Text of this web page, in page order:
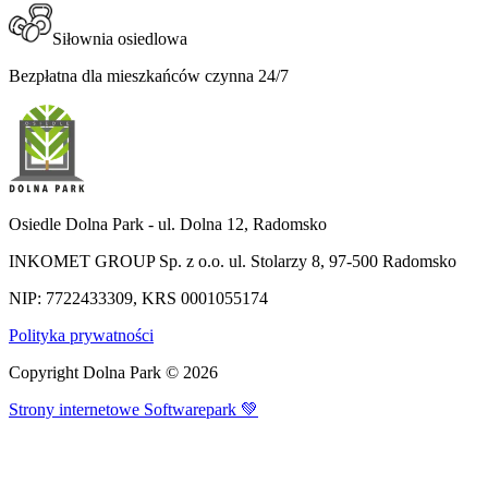
Siłownia osiedlowa​​​​‌ ‍ ​‍​‍‌‍ ‌ ​‍‌‍‍‌‌‍‌ ‌‍‍‌‌‍ ‍​‍​‍​ ‍‍​‍​‍‌ ​ ‌‍​‌‌‍ ‍‌‍‍‌‌ ‌​‌ ‍‌​‍ ‍‌‍‍‌‌‍ ​‍​‍​‍ ​​‍​‍‌‍‍​‌ ​‍‌‍‌‌‌‍‌‍​‍​‍​ ‍‍​‍​‍​‍ ‌ ​ ‌ ‌​‌ ‌‌‌‍‌​‌‍‍‌‌‍ ​‍ ‌‍‍‌‌‍ ‍‌ ‌​‌‍‌‌‌‍ ‍‌ ‌​​‍ ‌‍‌‌‌‍‌​‌‍‍‌‌ ‌​​‍ ‌‍ ‌‌‍ ‌‍‌​‌‍‌‌​ ‌‌ ​​‌ ​‍‌‍‌‌‌ ​ ‌‍‌‌‌‍ ‍‌ ‌​‌‍​‌‌ ‌​‌‍‍‌‌‍ ‌‍ ‍​ ‍ ‌‍‍‌‌‍‌​​ ‌​ ‌‍​ ​​‌‍​‍‌‍​‍​ ‍​‌‍‌‍‌‍‌‌‌‍‌‍​‍ ‌​ ‌ ‌‍​ ​ ​‍‌‍‌‍​‍ ‌​ ‌​‌‍​ ​ ‌​​ ​‍​‍ ‌‌‍​‌‌‍​ ‌‍​ ​ ‌ ​‍ ‌‌‍‌‍​ ‌‌​ ‌‌​ ‌‍​ ​​​ ‍​​ ‍​‌‍​‍​ ​‌​ ‌​‌‍‌‍​ ‌ ​ ‍ ‌ ‌​‌ ‍‌‌ ​​‌‍‌‌​ ‌‌‍‌‌‌ ​‌‌ ‌‌‌‍‍‌‌ ​​‌‍ ‌‌‍‌‌‌‍ ‍‌ ‌​‌​‍‌‌ ‌​‌‍‌‌‌‍ ‌​ ‍ ‌ ​​‌‍​‌‌ ‌​‌‍‍​​ ‌‌‍ ‍‌‍​‌‌‍ ‌‌‍‌‌​ ‌‍​‍‌‍​‌‌ ​ ‌‍‌‌‌‌‌‌‌ ​‍‌‍ ​​ ‌​‍‌‌​ ​‍‌​‌‍‌ ​ ‌ ‌​‌ ‌‌‌‍‌​‌‍‍‌‌‍ ​‍‌‍‌‍‍‌‌‍‌​​ ‌​ ‌‍​ ​​‌‍​‍‌‍​‍​ ‍​‌‍‌‍‌‍‌‌‌‍‌‍​‍ ‌​ ‌ ‌‍​ ​ ​‍‌‍‌‍​‍ ‌​ ‌​‌‍​ ​ ‌​​ ​‍​‍ ‌‌‍​‌‌‍​ ‌‍​ ​ ‌ ​‍ ‌‌‍‌‍​ ‌‌​ ‌‌​ ‌‍​ ​​​ ‍​​ ‍​‌‍​‍​ ​‌​ ‌​‌‍‌‍​ ‌ ​‍‌‍‌ ‌​‌ ‍‌‌ ​​‌‍‌‌​ ‌‌‍‌‌‌ ​‌‌ ‌‌‌‍‍‌‌ ​​‌‍ ‌‌‍‌‌‌‍ ‍‌ ‌​‌​‍‌‌ ‌​‌‍‌‌‌‍ ‌​‍‌‍‌ ​​‌‍​‌‌ ‌​‌‍‍​​ ‌‌‍ ‍‌‍​‌‌‍ ‌‌‍‌‌​‍‌‍‌ ​​‌‍‌‌‌ ​‍‌ ​ ‌ ​​‌‍‌‌‌‍​ ‌ ‌​‌‍‍‌‌ ‌‍‌‍‌‌​ ‌‌ ​​‌ ‌‌‌‍​‍‌‍ ​‌‍‍‌‌ ​ ‌‍‍​‌‍‌‌‌‍‌​​‍​‍‌ ‌
Bezpłatna dla mieszkańców czynna 24/7​​​​‌ ‍ ​‍​‍‌‍ ‌ ​‍‌‍‍‌‌‍‌ ‌‍‍‌‌‍ ‍​‍​‍​ ‍‍​‍​‍‌ ​ ‌‍​‌‌‍ ‍‌‍‍‌‌ ‌​‌ ‍‌​‍ ‍‌‍‍‌‌‍ ​‍​‍​‍ ​​‍​‍‌‍‍​‌ ​‍‌‍‌‌‌‍‌‍​‍​‍​ ‍‍​‍​‍​‍ ‌ ​ ‌ ‌​‌ ‌‌‌‍‌​‌‍‍‌‌‍ ​‍ ‌‍‍‌‌‍ ‍‌ ‌​‌‍‌‌‌‍ ‍‌ ‌​​‍ ‌‍‌‌‌‍‌​‌‍‍‌‌ ‌​​‍ ‌‍ ‌‌‍ ‌‍‌​‌‍‌‌​ ‌‌ ​​‌ ​‍‌‍‌‌‌ ​ ‌‍‌‌‌‍ ‍‌ ‌​‌‍​‌‌ ‌​‌‍‍‌‌‍ ‌‍ ‍​ ‍ ‌‍‍‌‌‍‌​​ ‌​ ‌‍​ ​​‌‍​‍‌‍​‍​ ‍​‌‍‌‍‌‍‌‌‌‍‌‍​‍ ‌​ ‌ ‌‍​ ​ ​‍‌‍‌‍​‍ ‌​ ‌​‌‍​ ​ ‌​​ ​‍​‍ ‌‌‍​‌‌‍​ ‌‍​ ​ ‌ ​‍ ‌‌‍‌‍​ ‌‌​ ‌‌​ ‌‍​ ​​​ ‍​​ ‍​‌‍​‍​ ​‌​ ‌​‌‍‌‍​ ‌ ​ ‍ ‌ ‌​‌ ‍‌‌ ​​‌‍‌‌​ ‌‌‍‌‌‌ ​‌‌ ‌‌‌‍‍‌‌ ​​‌‍ ‌‌‍‌‌‌‍ ‍‌ ‌​‌​‍‌‌ ‌​‌‍‌‌‌‍ ‌​ ‍ ‌ ​​‌‍​‌‌ ‌​‌‍‍​​ ‌‌‍‌​‌‍‌‌‌ ​ ‌‍​ ‌ ​‍‌‍‍‌‌ ​​‌ ‌​‌‍‍‌‌‍ ‌‍ ‍​ ‌‍​‍‌‍​‌‌ ​ ‌‍‌‌‌‌‌‌‌ ​‍‌‍ ​​ ‌​‍‌‌​ ​‍‌​‌‍‌ ​ ‌ ‌​‌ ‌‌‌‍‌​‌‍‍‌‌‍ ​‍‌‍‌‍‍‌‌‍‌​​ ‌​ ‌‍​ ​​‌‍​‍‌‍​‍​ ‍​‌‍‌‍‌‍‌‌‌‍‌‍​‍ ‌​ ‌ ‌‍​ ​ ​‍‌‍‌‍​‍ ‌​ ‌​‌‍​ ​ ‌​​ ​‍​‍ ‌‌‍​‌‌‍​ ‌‍​ ​ ‌ ​‍ ‌‌‍‌‍​ ‌‌​ ‌‌​ ‌‍​ ​​​ ‍​​ ‍​‌‍​‍​ ​‌​ ‌​‌‍‌‍​ ‌ ​‍‌‍‌ ‌​‌ ‍‌‌ ​​‌‍‌‌​ ‌‌‍‌‌‌ ​‌‌ ‌‌‌‍‍‌‌ ​​‌‍ ‌‌‍‌‌‌‍ ‍‌ ‌​‌​‍‌‌ ‌​‌‍‌‌‌‍ ‌​‍‌‍‌ ​​‌‍​‌‌ ‌​‌‍‍​​ ‌‌‍‌​‌‍‌‌‌ ​ ‌‍​ ‌ ​‍‌‍‍‌‌ ​​‌ ‌​‌‍‍‌‌‍ ‌‍ ‍​‍‌‍‌ ​​‌‍‌‌‌ ​‍‌ ​ ‌ ​​‌‍‌‌‌‍​ ‌ ‌​‌‍‍‌‌ ‌‍‌‍‌‌​ ‌‌ ​​‌ ‌‌‌‍​‍‌‍ ​‌‍‍‌‌ ​ ‌‍‍​‌‍‌‌‌‍‌​​‍​‍‌ ‌
Osiedle Dolna Park - ul. Dolna 12, Radomsko
INKOMET GROUP Sp. z o.o. ul. Stolarzy 8, 97-500 Radomsko
NIP: 7722433309, KRS 0001055174
Polityka prywatności
Copyright Dolna Park © 2026
Strony internetowe Softwarepark 💚